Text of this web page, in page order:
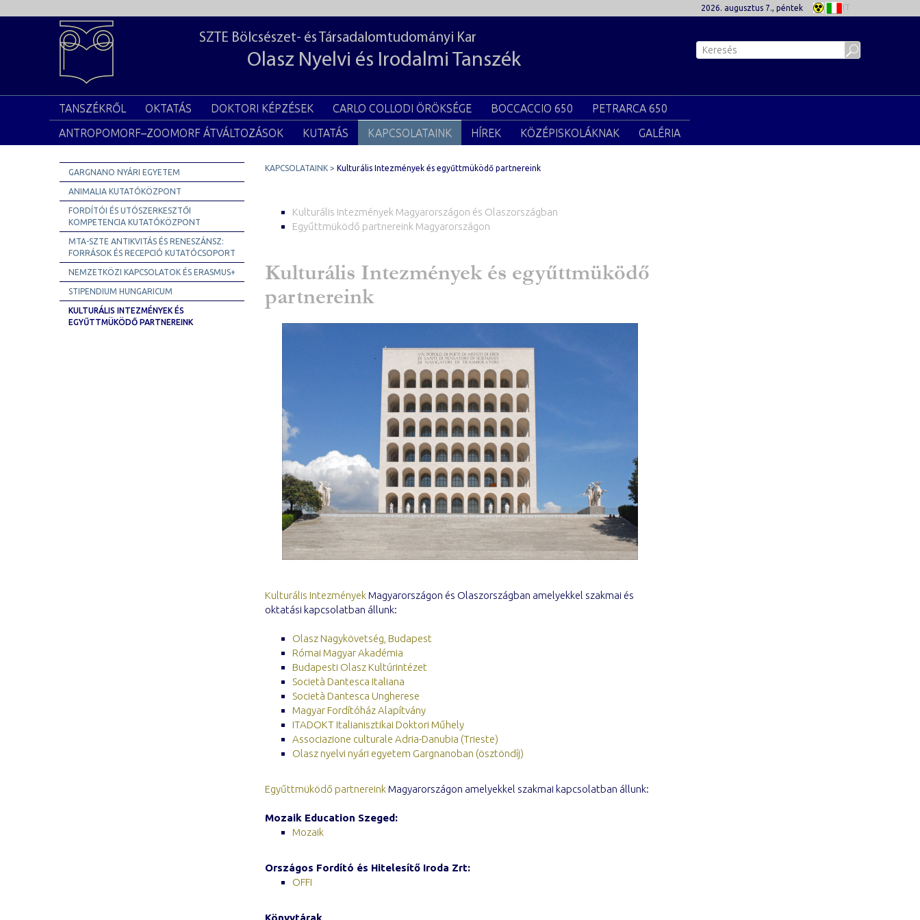
2026. augusztus 7., péntek IT
SZTE Bölcsészet- és Társadalomtudományi Kar
Olasz Nyelvi és Irodalmi Tanszék
TANSZÉKRŐL OKTATÁS DOKTORI KÉPZÉSEK CARLO COLLODI ÖRÖKSÉGE BOCCACCIO 650
PETRARCA 650
ANTROPOMORF–ZOOMORF ÁTVÁLTOZÁSOK
KUTATÁS KAPCSOLATAINK HÍREK KÖZÉPISKOLÁKNAK GALÉRIA
GARGNANO NYÁRI EGYETEM
ANIMALIA KUTATÓKÖZPONT
FORDÍTÓI ÉS UTÓSZERKESZTŐI
KOMPETENCIA KUTATÓKÖZPONT
MTA-SZTE ANTIKVITÁS ÉS RENESZÁNSZ:
FORRÁSOK ÉS RECEPCIÓ KUTATÓCSOPORT
NEMZETKÖZI KAPCSOLATOK ÉS ERASMUS+
STIPENDIUM HUNGARICUM
KULTURÁLIS INTEZMÉNYEK ÉS
EGYŰTTMÜKÖDŐ PARTNEREINK
KAPCSOLATAINK Kulturális Intezmények és egyűttmüködő partnereink
Kulturális Intezmények Magyarországon és Olaszországban
Egyűttmüködő partnereink Magyarországon
Kulturális Intezmények és egyűttmüködő
partnereink
Kulturális IntezményekMagyarországon és Olaszországban amelyekkel szakmai és
oktatási kapcsolatban állunk:
Olasz Nagykövetség, Budapest
Római Magyar Akadémia
Budapesti Olasz Kultúrintézet
Società Dantesca Italiana
Società Dantesca Ungherese
Magyar Fordítóház Alapítvány
ITADOKT Italianisztikai Doktori Műhely
Associazione culturale Adria-Danubia (Trieste)
Olasz nyelvi nyári egyetem Gargnanoban (ösztöndíj)
Egyűttmüködő partnereinkMagyarországon amelyekkel szakmai kapcsolatban állunk:
Mozaik Education Szeged:
Mozaik
Országos Fordító és Hitelesítő Iroda Zrt:
OFFI
Könyvtárak